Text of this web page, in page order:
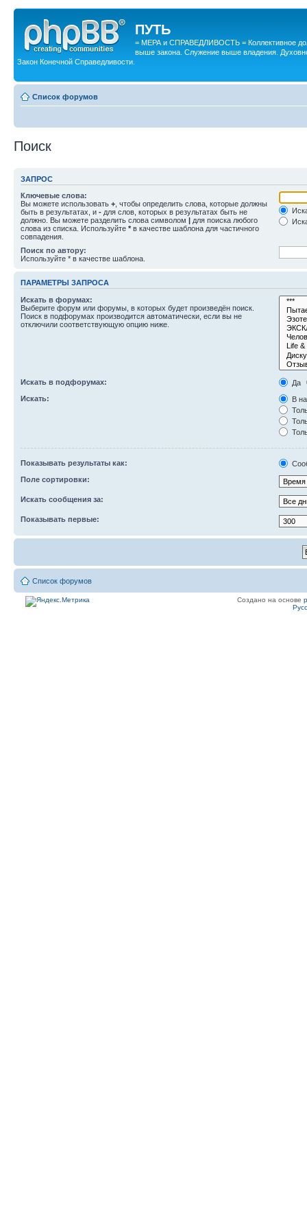
ПУТЬ
= МЕРА и СПРАВЕДЛИВОСТЬ = Коллективное
выше закона. Служение выше владения.
Закон Конечной Справедливости.
Список форумов
Поиск
ЗАПРОС
Ключевые слова:
Вы можете использовать + , чтобы определить слова, которые должны
быть в результатах, и - для слов, которых в результатах быть не
должно. Вы можете разделить слова символом | для поиска любого
слова из списка. Используйте * в качестве шаблона для частичного
совпадения.
Поиск по автору:
Используйте * в качестве шаблона.
ПАРАМЕТРЫ ЗАПРОСА
Искать в форумах:
Выберите форум или форумы, в которых будет произведён поиск.
Поиск в подфорумах производится автоматически, если вы не
отключили соответствующую опцию ниже.
Искать в подфорумах:
Да
Искать:
В
Показывать результаты как:
Поле сортировки:
Искать сообщения за:
Показывать первые:
Список форумов
Создано на основе